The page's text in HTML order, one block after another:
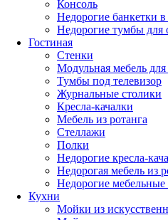
Консоль
Недорогие банкетки
Недорогие тумбы
Гостиная
Стенки
Модульная мебель
Тумбы под телевизор
Журнальные столики
Кресла-качалки
Мебель из ротанга
Стеллажи
Полки
Недорогие кресла-
Недорогая мебель из
Недорогие мебельные
Кухни
Мойки из